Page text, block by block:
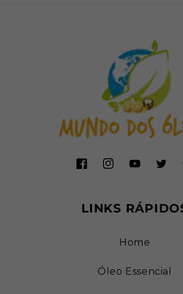
FacebookInstagramYouTube
LINKS
Home
Óleo Essencial